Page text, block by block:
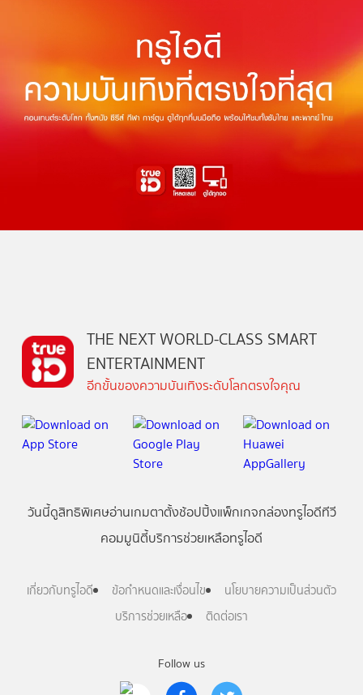
Follow us
THE NEXT WORLD-CLASS SMART
ENTERTAINMENT
อีกขั้นของความบันเทิงระดับโลกตรงใจคุณ
วันนี้ดูสิทธิพิเศษอ่านเกมตาตั้งช้อปปิ้งแพ็กเกจกล่องทรูไอดีทีวี
คอมมูนิตี้บริการช่วยเหลือทรูไอดี
เกี่ยวกับทรูไอดี ข้อกำหนดและเงื่อนไข
นโยบายความเป็นส่วนตัว
บริการช่วยเหลือ
ติดต่อเรา